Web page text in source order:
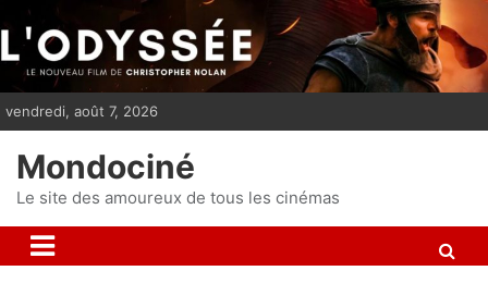
i
p
n
vendredi, août 7, 2026
Mondociné
Le site des amoureux de tous les cinémas